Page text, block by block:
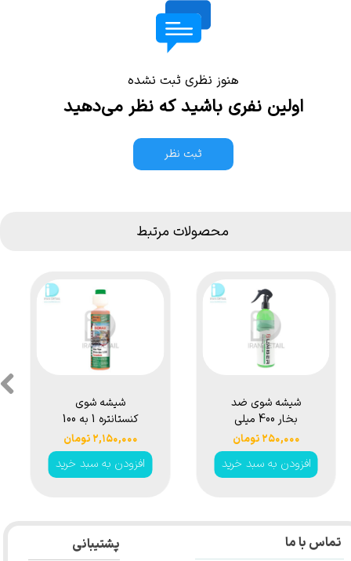
هنوز نظری ثبت نشده
اولین نفری باشید که نظر می‌دهید
ثبت نظر
محصولات مرتبط
شیشه شوی
کنستانتره 1 به 100
رایحه هاوانا لاو
سوناکس مدل
Sonax
250ml
۲,۱۵۰,۰۰۰ تومان
افزودن به سبد خرید
شیشه شوی ضد
بخار 400 میلی
لیتری هامبر مدل
Humber Anti Fog
Glass Cleaner
۲۵۰,۰۰۰ تومان
افزودن به سبد خرید
تماس با ما پشتیبانی